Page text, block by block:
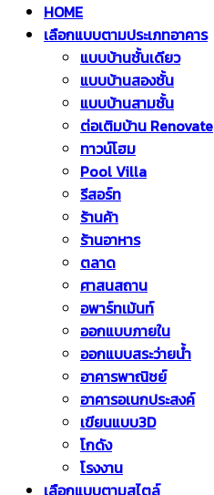
HOME
เลือกแบบตามประเภทอาคาร
แบบบ้านชั้นเดียว
แบบบ้านสองชั้น
แบบบ้านสามชั้น
ต่อเติมบ้าน Renovate
ทาวน์โฮม
Pool Villa
รีสอร์ท
ร้านค้า
ร้านอาหาร
ตลาด
ศาสนสถาน
อพาร์ทเม้นท์
ออกแบบภายใน
ออกแบบสระว่ายน้ำ
อาคารพาณิชย์
อาคารอเนกประสงค์
เขียนแบบ3D
โกดัง
โรงงาน